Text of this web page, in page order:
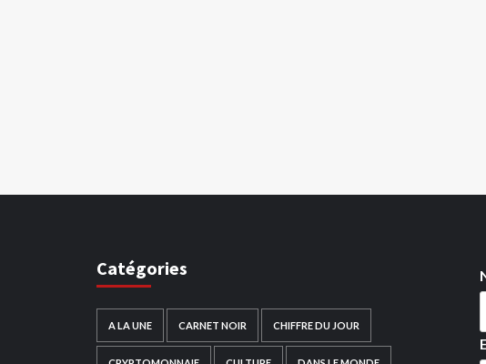
Catégories
A LA UNE CARNET NOIR CHIFFRE DU JOUR